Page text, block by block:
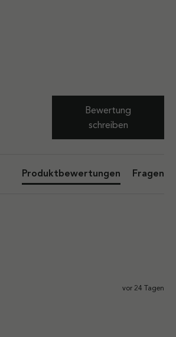
Bewertung
schreiben
Produktbewertungen Fragen
vor 24 Tagen